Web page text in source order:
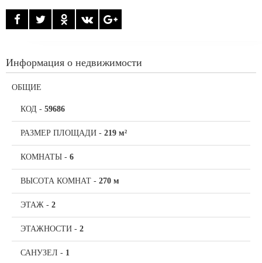
Информация о недвижимости
ОБЩИЕ
КОД - 59686
РАЗМЕР ПЛОЩАДИ - 219 м²
КОМНАТЫ - 6
ВЫСОТА КОМНАТ - 270 м
ЭТАЖ - 2
ЭТАЖНОСТИ - 2
САНУЗЕЛ - 1